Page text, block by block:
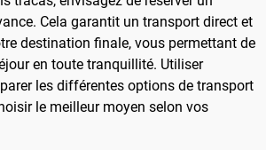
Cela garantit un transport direct et
destination finale, vous permettant de
en toute tranquillité. Utiliser
les différentes options de transport
le meilleur moyen selon vos